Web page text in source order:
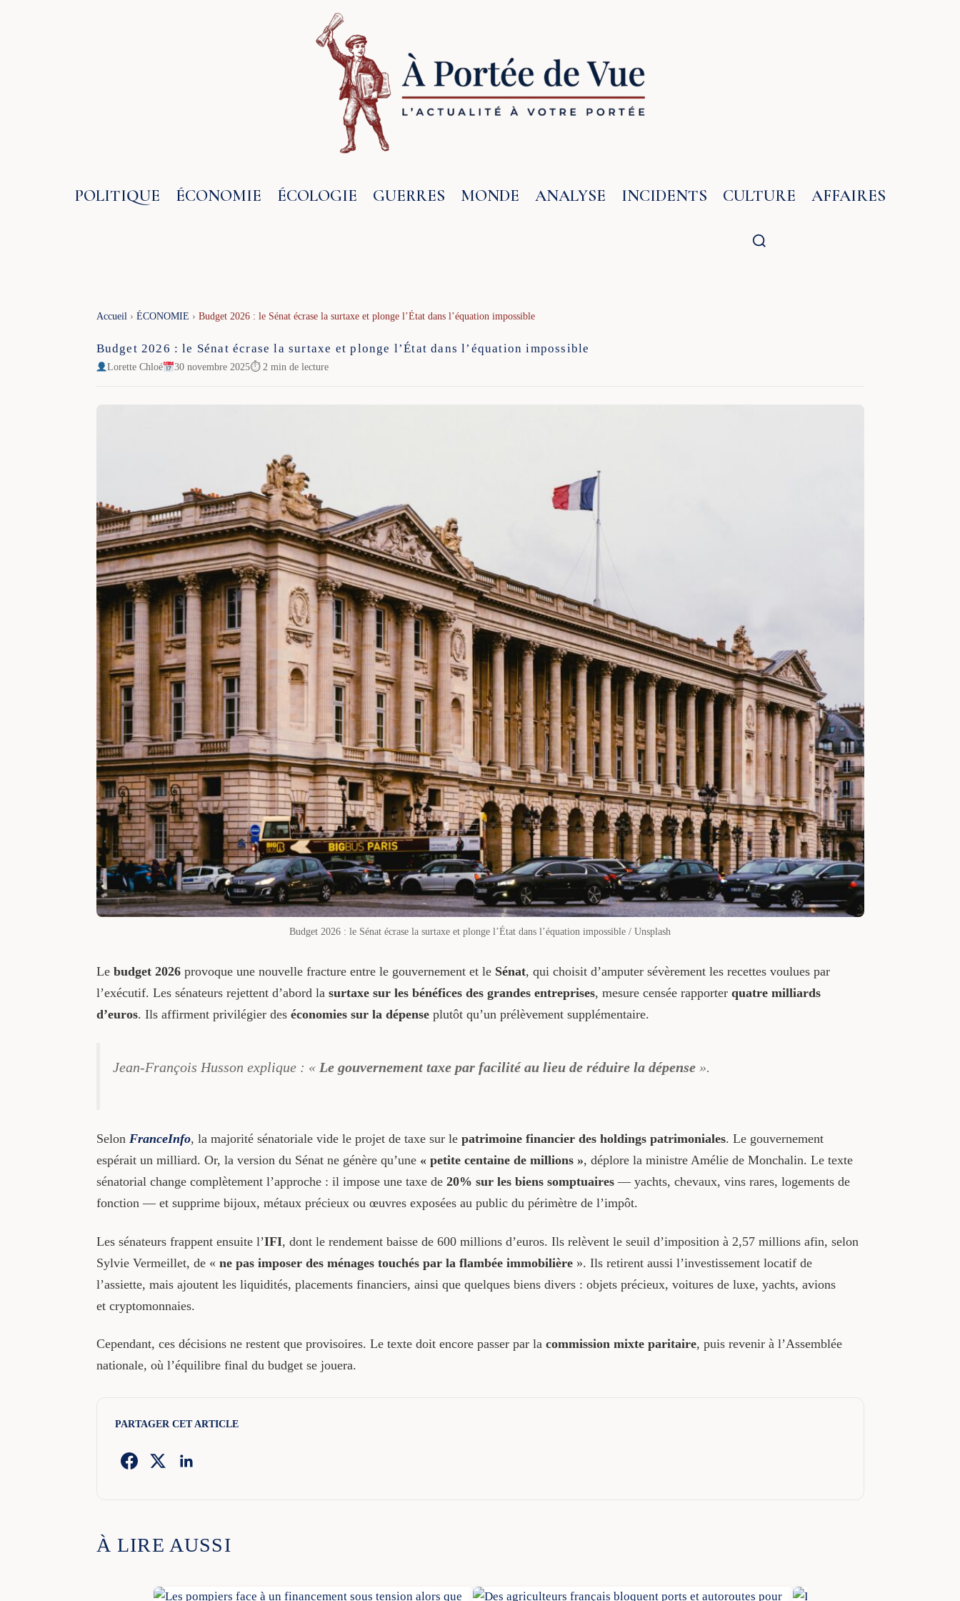
POLITIQUE ÉCONOMIE ÉCOLOGIE GUERRES MONDE ANALYSE INCIDENTS CULTURE AFFAIRES
Accueil › ÉCONOMIE › Budget 2026 : le Sénat écrase la surtaxe et plonge l’État dans l’équation impossible
Budget 2026 : le Sénat écrase la surtaxe et plonge l’État dans l’équation impossible
Lorette Chloé 30 novembre 2025⏱ 2 min de lecture
Budget 2026 : le Sénat écrase la surtaxe et plonge l’État dans l’équation impossible / Unsplash
Le budget 2026provoque une nouvelle fracture entre le gouvernement et le Sénat, qui choisit d’amputer sévèrement les recettes voulues par
l’exécutif. Les sénateurs rejettent d’abord la surtaxe sur les bénéfices des grandes entreprises, mesure censée rapporter quatre milliards
d’euros. Ils affirment privilégier des économies sur la dépenseplutôt qu’un prélèvement supplémentaire.
Jean-François Husson explique : « Le gouvernement taxe par facilité au lieu de réduire la dépense».
Selon FranceInfo, la majorité sénatoriale vide le projet de taxe sur le patrimoine financier des holdings patrimoniales. Le gouvernement
espérait un milliard. Or, la version du Sénat ne génère qu’une « petite centaine de millions », déplore la ministre Amélie de Monchalin. Le texte
sénatorial change complètement l’approche : il impose une taxe de 20% sur les biens somptuaires— yachts, chevaux, vins rares, logements de
fonction — et supprime bijoux, métaux précieux ou œuvres exposées au public du périmètre de l’impôt.
Les sénateurs frappent ensuite l’IFI, dont le rendement baisse de 600 millions d’euros. Ils relèvent le seuil d’imposition à 2,57 millions afin, selon
Sylvie Vermeillet, de « ne pas imposer des ménages touchés par la flambée immobilière». Ils retirent aussi l’investissement locatif de
l’assiette, mais ajoutent les liquidités, placements financiers, ainsi que quelques biens divers : objets précieux, voitures de luxe, yachts, avions
et cryptomonnaies.
Cependant, ces décisions ne restent que provisoires. Le texte doit encore passer par la commission mixte paritaire, puis revenir à l’Assemblée
nationale, où l’équilibre final du budget se jouera.
PARTAGER CET ARTICLE
À LIRE AUSSI